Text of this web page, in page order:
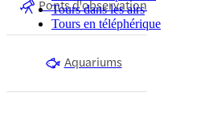
Tours dans les airs
Tours en téléphérique
Ponts d'observation
Aquariums